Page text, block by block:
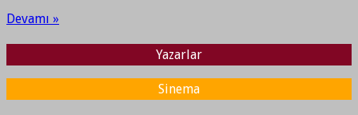
Devamı »
Yazarlar
Sinema